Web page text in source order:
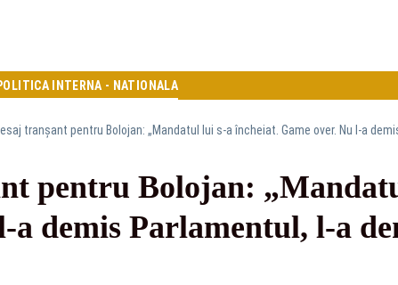
INTERNA - NATIONALA
pentru Bolojan:
a demis Parlamentul, l-a